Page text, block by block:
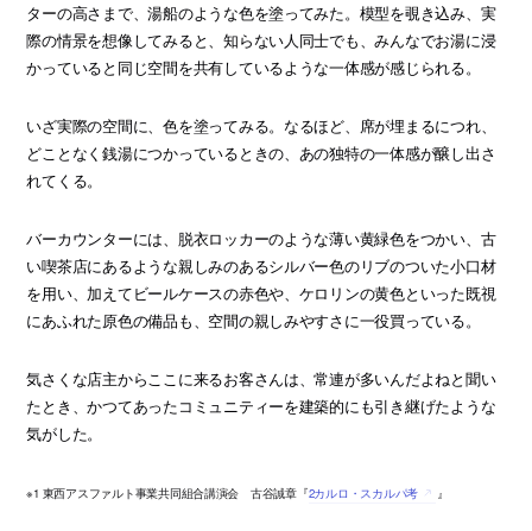
ターの高さまで、湯船のような色を塗ってみた。模型を覗き込み、実
際の情景を想像してみると、知らない人同士でも、みんなでお湯に浸
かっていると同じ空間を共有しているような一体感が感じられる。
いざ実際の空間に、色を塗ってみる。なるほど、席が埋まるにつれ、
どことなく銭湯につかっているときの、あの独特の一体感が醸し出さ
れてくる。
バーカウンターには、脱衣ロッカーのような薄い黄緑色をつかい、古
い喫茶店にあるような親しみのあるシルバー色のリブのついた小口材
を用い、加えてビールケースの赤色や、ケロリンの黄色といった既視
にあふれた原色の備品も、空間の親しみやすさに一役買っている。
気さくな店主からここに来るお客さんは、常連が多いんだよねと聞い
たとき、かつてあったコミュニティーを建築的にも引き継げたような
気がした。
※1 東西アスファルト事業共同組合講演会 古谷誠章『2カルロ・スカルパ考 』